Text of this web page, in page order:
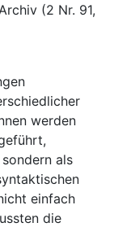
(2 Nr. 91,
werden
als
einfach
die